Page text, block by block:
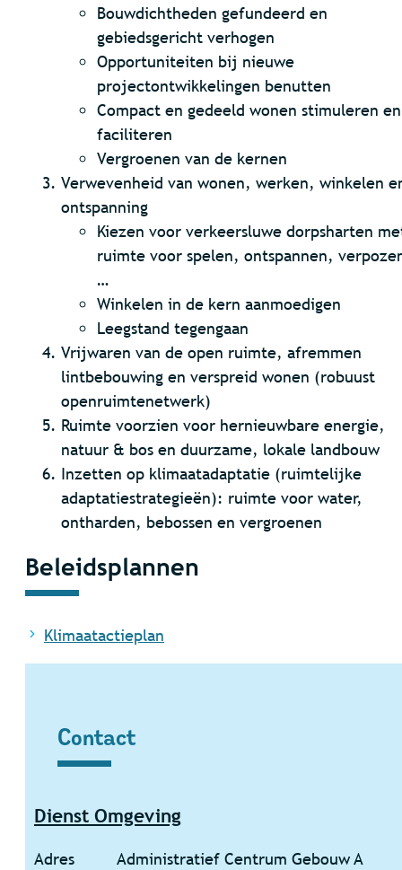
Bouwdichtheden gefundeerd en
gebiedsgericht verhogen
Opportuniteiten bij nieuwe
projectontwikkelingen benutten
Compact en gedeeld wonen stimuleren en
faciliteren
Vergroenen van de kernen
Verwevenheid van wonen, werken, winkelen
ontspanning
Kiezen voor verkeersluwe dorpsharten
ruimte voor spelen, ontspannen,
…
Winkelen in de kern aanmoedigen
Leegstand tegengaan
Vrijwaren van de open ruimte, afremmen
lintbebouwing en verspreid wonen (robuust
openruimtenetwerk)
Ruimte voorzien voor hernieuwbare energie,
natuur & bos en duurzame, lokale landbouw
Inzetten op klimaatadaptatie (ruimtelijke
adaptatiestrategieën): ruimte voor water,
ontharden, bebossen en vergroenen
Beleidsplannen
Klimaatactieplan
Contact
Dienst Omgeving
Adres
Administratief Centrum Gebouw A